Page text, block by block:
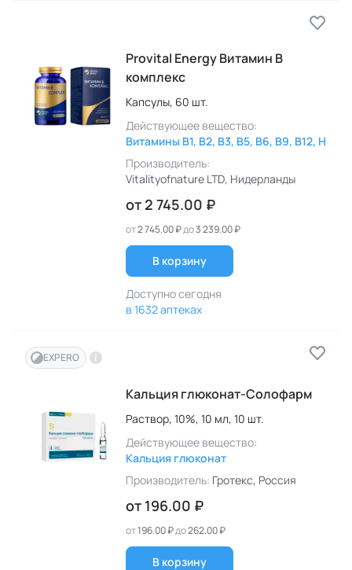
Provital Energy Витамин B
комплекс
Капсулы, 60 шт.
Действующее вещество:
Витамины B1, B2, B3, B5, B6, B9, B12, H
Производитель:
Vitalityofnature LTD, Нидерланды
от 2 745.00 ₽
от2 745.00 ₽до3 239.00 ₽
В корзину
Доступно сегодня
в 1632 аптеках
EXPERO
Кальция глюконат-Солофарм
Раствор, 10%, 10 мл, 10 шт.
Действующее вещество:
Кальция глюконат
Производитель: Гротекс, Россия
от 196.00 ₽
от196.00 ₽до262.00 ₽
В корзину